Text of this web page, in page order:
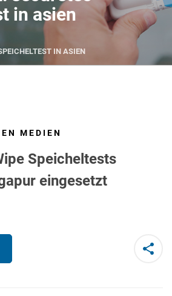
in asien
IN ASIEN
MEDIEN
Speicheltests
eingesetzt